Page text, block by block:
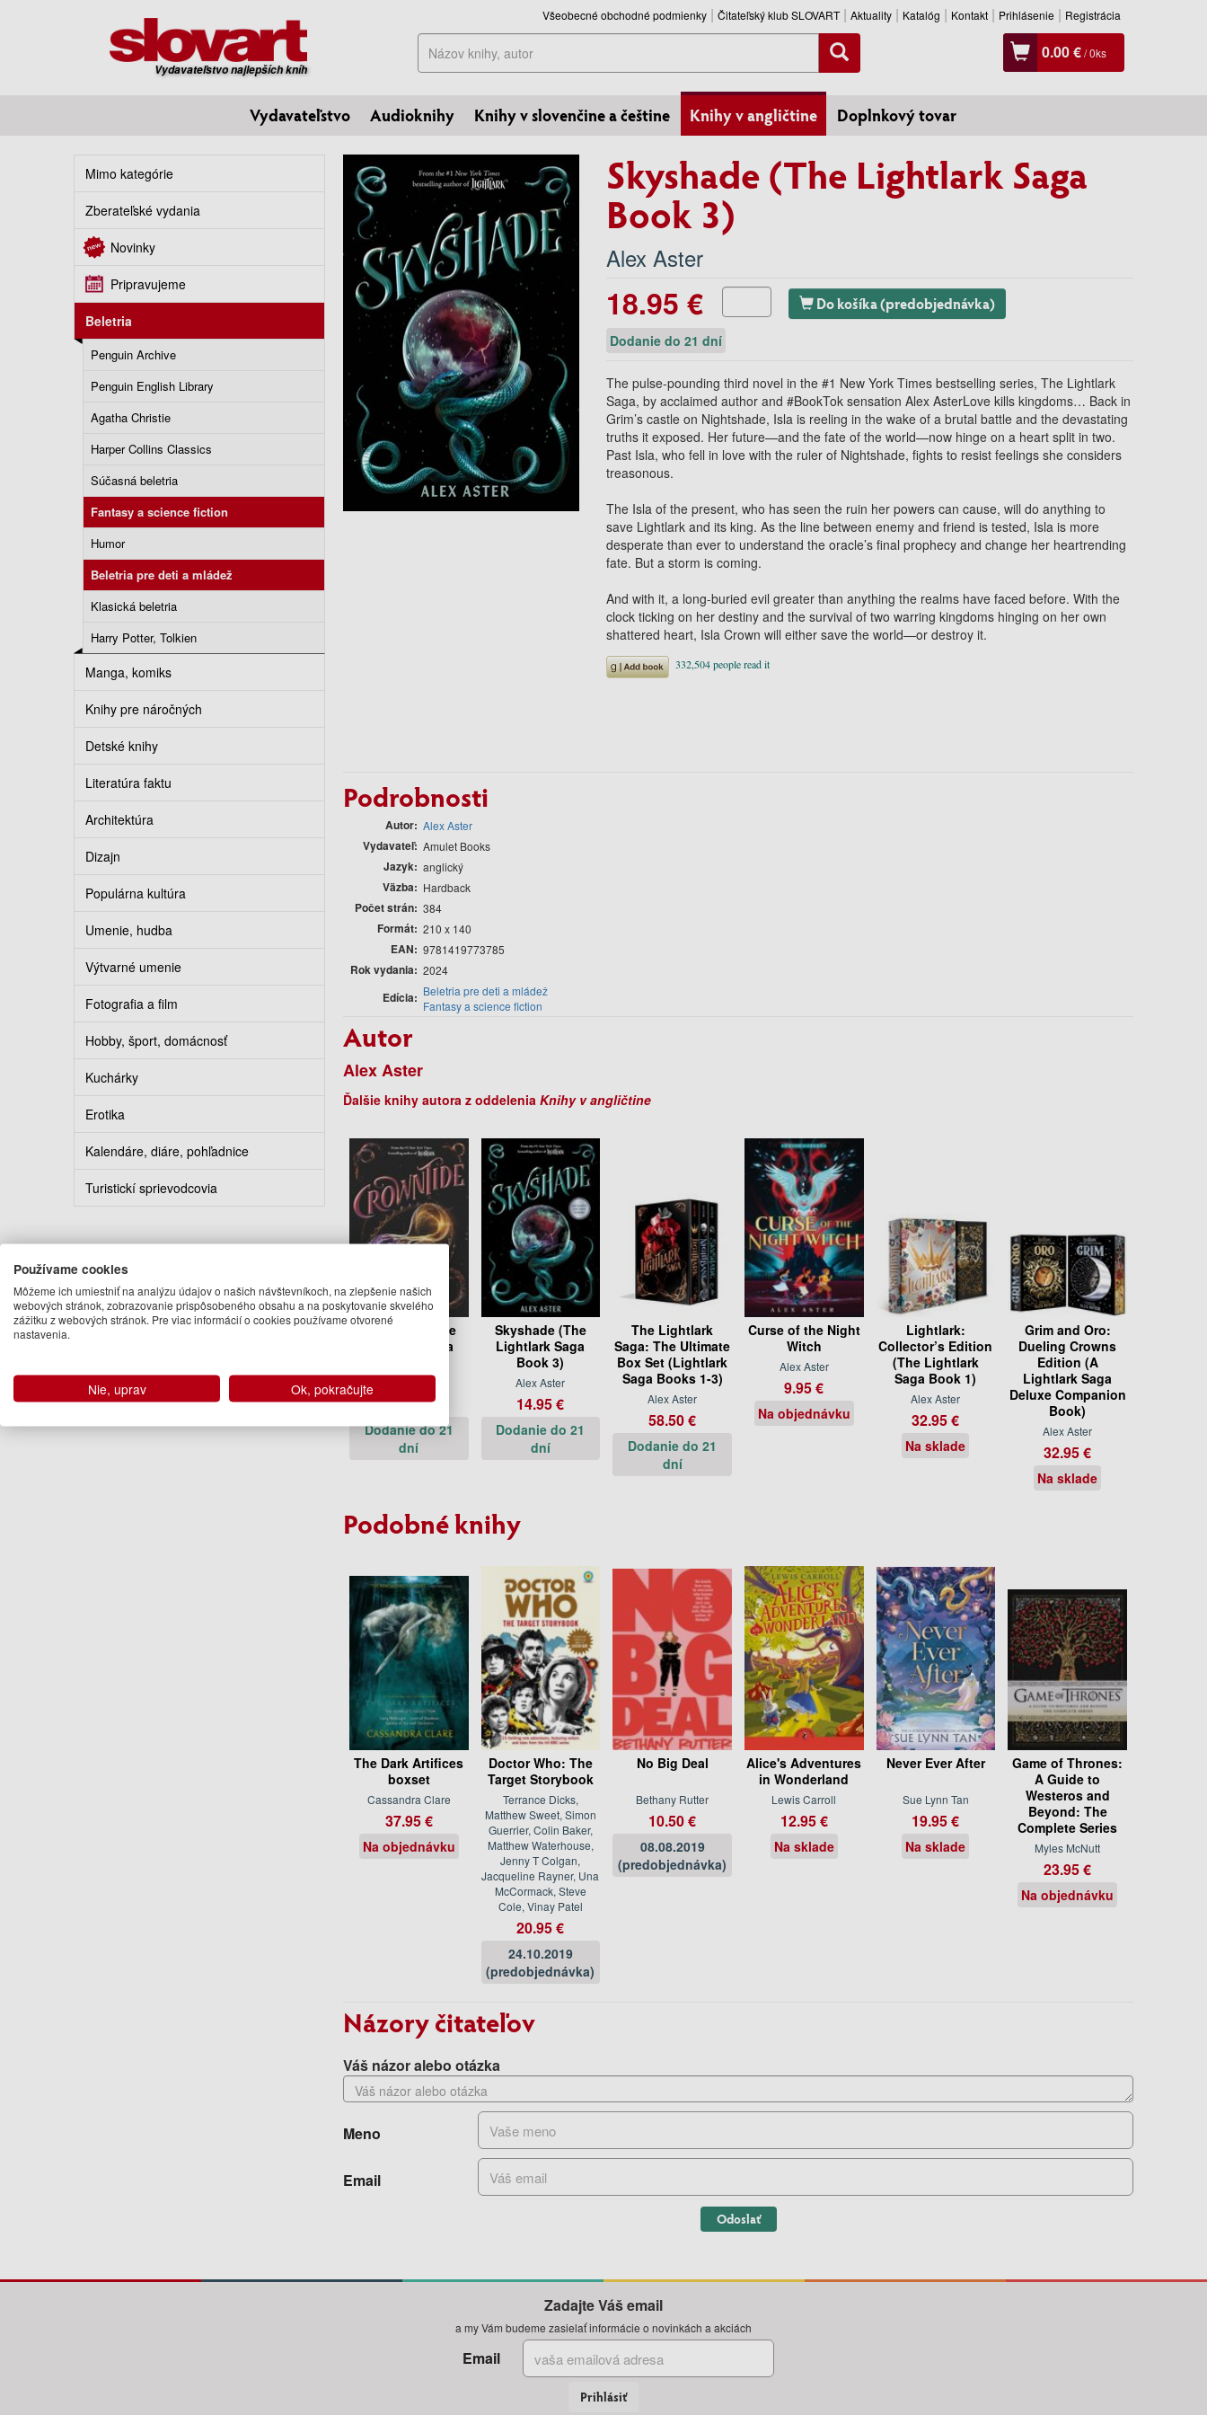
Vydavateľstvo najlepších kníh
Všeobecné obchodné podmienky Čitateľský klub SLOVART Aktuality Katalóg Kontakt Prihlásenie Registrácia
Hľadať 0.00 €/0ks
Vydavateľstvo Audioknihy Knihy v slovenčine a češtine Knihy v angličtine Doplnkový tovar
Mimo kategórie
Zberateľské vydania
Novinky
Pripravujeme
Beletria
Penguin Archive
Penguin English Library
Agatha Christie
Harper Collins Classics
Súčasná beletria
Fantasy a science fiction
Humor
Beletria pre deti a mládež
Klasická beletria
Harry Potter, Tolkien
Manga, komiks
Knihy pre náročných
Detské knihy
Literatúra faktu
Architektúra
Dizajn
Populárna kultúra
Umenie, hudba
Výtvarné umenie
Fotografia a film
Hobby, šport, domácnosť
Kuchárky
Erotika
Kalendáre, diáre, pohľadnice
Turistickí sprievodcovia
Skyshade (The Lightlark Saga
Book 3)
Alex Aster
18.95 € Do košíka (predobjednávka)
Dodanie do 21 dní
The pulse-pounding third novel in the #1 New York Times bestselling series, The Lightlark
Saga, by acclaimed author and #BookTok sensation Alex AsterLove kills kingdoms… Back in
Grim’s castle on Nightshade, Isla is reeling in the wake of a brutal battle and the devastating
truths it exposed. Her future—and the fate of the world—now hinge on a heart split in two.
Past Isla, who fell in love with the ruler of Nightshade, fights to resist feelings she considers
treasonous.
The Isla of the present, who has seen the ruin her powers can cause, will do anything to
save Lightlark and its king. As the line between enemy and friend is tested, Isla is more
desperate than ever to understand the oracle’s final prophecy and change her heartrending
fate. But a storm is coming.
And with it, a long-buried evil greater than anything the realms have faced before. With the
clock ticking on her destiny and the survival of two warring kingdoms hinging on her own
shattered heart, Isla Crown will either save the world—or destroy it.
Podrobnosti
Autor Alex Aster
Vydavateľ Amulet Books
Jazyk anglický
Väzba Hardback
Počet strán 384
Formát 210 x 140
EAN 9781419773785
Rok vydania 2024
Edícia
Beletria pre deti a mládež
Fantasy a science fiction
Autor
Alex Aster
Ďalšie knihy autora z oddelenia Knihy v angličtine
Crowntide (The
Lightlark Saga
21.95 €
Dodanie do 21
dní
Skyshade (The
Lightlark Saga
Book 3)
Alex Aster
14.95 €
Dodanie do 21
dní
The Lightlark
Saga: The Ultimate
Box Set (Lightlark
Saga Books 1-3)
Alex Aster
58.50 €
Dodanie do 21
dní
Curse of the Night
Witch
Alex Aster
9.95 €
Na objednávku
Lightlark:
Collector’s Edition
(The Lightlark
Saga Book 1)
Alex Aster
32.95 €
Na sklade
Grim and Oro:
Dueling Crowns
Edition (A
Lightlark Saga
Deluxe Companion
Book)
Alex Aster
32.95 €
Na sklade
Podobné knihy
The Dark Artifices
boxset
Cassandra Clare
37.95 €
Na objednávku
Doctor Who: The
Target Storybook
Terrance Dicks,
Matthew Sweet, Simon
Guerrier, Colin Baker,
Matthew Waterhouse,
Jenny T Colgan,
Jacqueline Rayner, Una
McCormack, Steve
Cole, Vinay Patel
20.95 €
24.10.2019
(predobjednávka)
No Big Deal
Bethany Rutter
10.50 €
08.08.2019
(predobjednávka)
Alice's Adventures
in Wonderland
Lewis Carroll
12.95 €
Na sklade
Never Ever After
Sue Lynn Tan
19.95 €
Na sklade
Game of Thrones:
A Guide to
Westeros and
Beyond: The
Complete Series
Myles McNutt
23.95 €
Na objednávku
Názory čitateľov
Váš názor alebo otázka
Meno
Email
Odoslať
Zadajte Váš email
a my Vám budeme zasielať informácie o novinkách a akciách
Email
Prihlásiť
Používame cookies
Môžeme ich umiestniť na analýzu údajov o našich návštevníkoch, na zlepšenie našich
webových stránok, zobrazovanie prispôsobeného obsahu a na poskytovanie skvelého
zážitku z webových stránok. Pre viac informácií o cookies používame otvorené
nastavenia.
Nie, uprav Ok, pokračujte